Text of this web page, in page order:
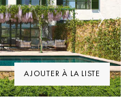
AJOUTER À LA LISTE
Next